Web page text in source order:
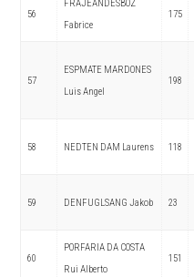
56
FRAJEANDESBOZ
Fabrice
175
57
ESPMATE MARDONES
Luis Angel
198
58 NEDTEN DAM Laurens 118
59 DENFUGLSANG Jakob 23
60
PORFARIA DA COSTA
Rui Alberto
151